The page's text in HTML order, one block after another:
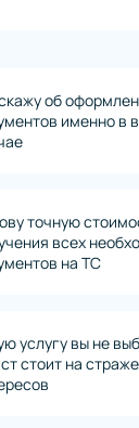
об
именно в
точную
всех
на ТС
услугу вы не
стоит на